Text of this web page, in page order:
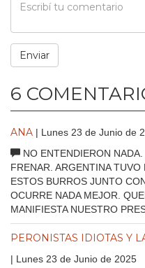
6
ANA | Lunes 23 de Junio de
NO ENTENDIERON
FRENAR. ARGENTINA TUVO
ESTOS BURROS JUNTO
OCURRE NADA MEJOR.
MANIFIESTA NUESTRO
PERONISTAS IDIOTAS Y
| Lunes 23 de Junio de 2025